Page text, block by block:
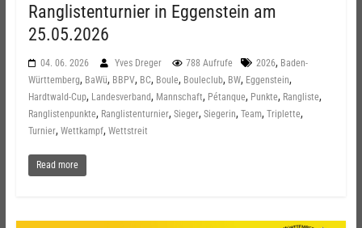
Ranglistenturnier in Eggenstein am
25.05.2026
04. 06. 2026 Yves Dreger 788 Aufrufe 2026, Baden-
Württemberg, BaWü, BBPV, BC, Boule, Bouleclub, BW, Eggenstein,
Hardtwald-Cup, Landesverband, Mannschaft, Pétanque, Punkte, Rangliste,
Ranglistenpunkte, Ranglistenturnier, Sieger, Siegerin, Team, Triplette,
Turnier, Wettkampf, Wettstreit
Read more